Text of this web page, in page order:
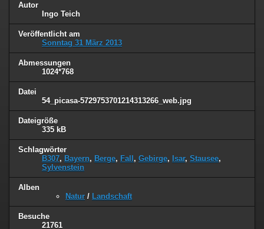
Autor
Ingo Teich
Veröffentlicht am
Sonntag 31 März 2013
Abmessungen
1024*768
Datei
54_picasa-5729753701214313266_web.jpg
Dateigröße
335 kB
Schlagwörter
B307, Bayern, Berge, Fall , Gebirge, Isar, Stausee,
Sylvenstein
Alben
Natur / Landschaft
Besuche
21761